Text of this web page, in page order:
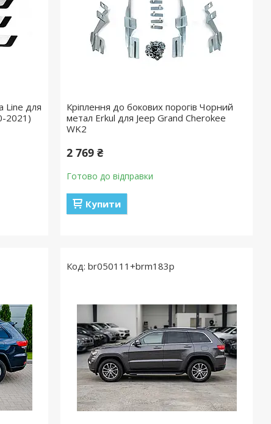
Line для
2021)
Кріплення до бокових порогів Чорний
метал Erkul для Jeep Grand Cherokee
WK2
2 769 ₴
Готово до відправки
Купити
br050111+brm183p